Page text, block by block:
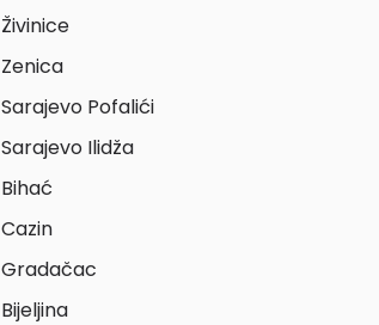
Živinice
Zenica
Sarajevo Pofalići
Sarajevo Ilidža
Bihać
Cazin
Gradačac
Bijeljina